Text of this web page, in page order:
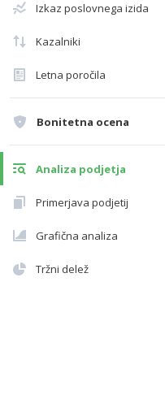
Izkaz poslovnega izida
Kazalniki
Letna poročila
Bonitetna ocena
Analiza podjetja
Primerjava podjetij
Grafična analiza
Tržni delež